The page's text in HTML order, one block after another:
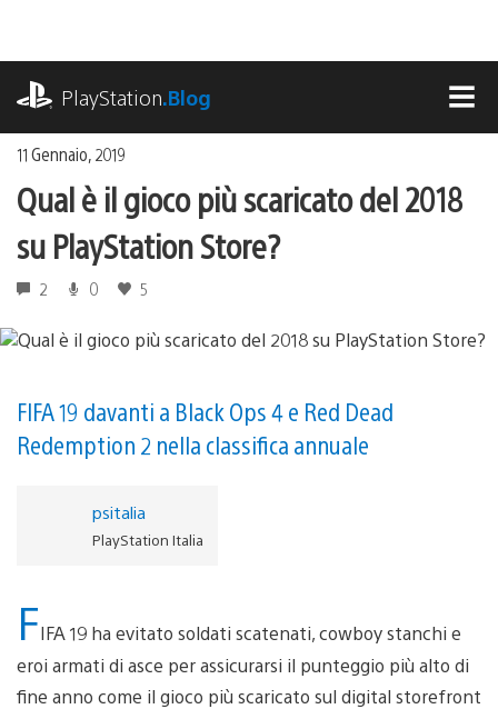
contenuto
PlayStation.Blog
11 Gennaio, 2019
Qual è il gioco più scaricato del 2018
su PlayStation Store?
2 0 5
FIFA 19 davanti a Black Ops 4 e Red Dead
Redemption 2 nella classifica annuale
psitalia
PlayStation Italia
FIFA 19 ha evitato soldati scatenati, cowboy stanchi e
eroi armati di asce per assicurarsi il punteggio più alto di
fine anno come il gioco più scaricato sul digital storefront